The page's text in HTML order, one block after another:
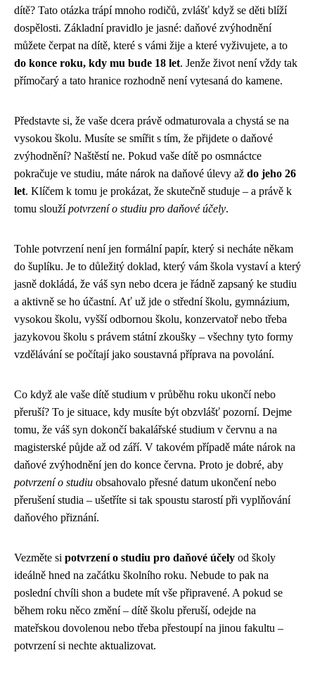
dítě? Tato otázka trápí mnoho rodičů, zvlášť když se děti blíží
dospělosti. Základní pravidlo je jasné: daňové zvýhodnění
můžete čerpat na dítě, které s vámi žije a které vyživujete, a to
do konce roku, kdy mu bude 18 let. Jenže život není vždy tak
přímočarý a tato hranice rozhodně není vytesaná do kamene.
Představte si, že vaše dcera právě odmaturovala a chystá se na
vysokou školu. Musíte se smířit s tím, že přijdete o daňové
zvýhodnění? Naštěstí ne. Pokud vaše dítě po osmnáctce
pokračuje ve studiu, máte nárok na daňové úlevy až do jeho 26
let. Klíčem k tomu je prokázat, že skutečně studuje – a právě k
tomu sloužípotvrzení o studiu pro daňové účely.
Tohle potvrzení není jen formální papír, který si necháte někam
do šuplíku. Je to důležitý doklad, který vám škola vystaví a který
jasně dokládá, že váš syn nebo dcera je řádně zapsaný ke studiu
a aktivně se ho účastní. Ať už jde o střední školu, gymnázium,
vysokou školu, vyšší odbornou školu, konzervatoř nebo třeba
jazykovou školu s právem státní zkoušky – všechny tyto formy
vzdělávání se počítají jako soustavná příprava na povolání.
Co když ale vaše dítě studium v průběhu roku ukončí nebo
přeruší? To je situace, kdy musíte být obzvlášť pozorní. Dejme
tomu, že váš syn dokončí bakalářské studium v červnu a na
magisterské půjde až od září. V takovém případě máte nárok na
daňové zvýhodnění jen do konce června. Proto je dobré, aby
potvrzení o studiu obsahovalo přesné datum ukončení nebo
přerušení studia – ušetříte si tak spoustu starostí při vyplňování
daňového přiznání.
Vezměte si potvrzení o studiu pro daňové účely od školy
ideálně hned na začátku školního roku. Nebude to pak na
poslední chvíli shon a budete mít vše připravené. A pokud se
během roku něco změní – dítě školu přeruší, odejde na
mateřskou dovolenou nebo třeba přestoupí na jinou fakultu –
potvrzení si nechte aktualizovat.